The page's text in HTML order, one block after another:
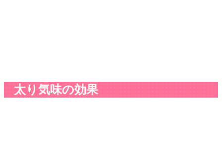
太り気味の効果